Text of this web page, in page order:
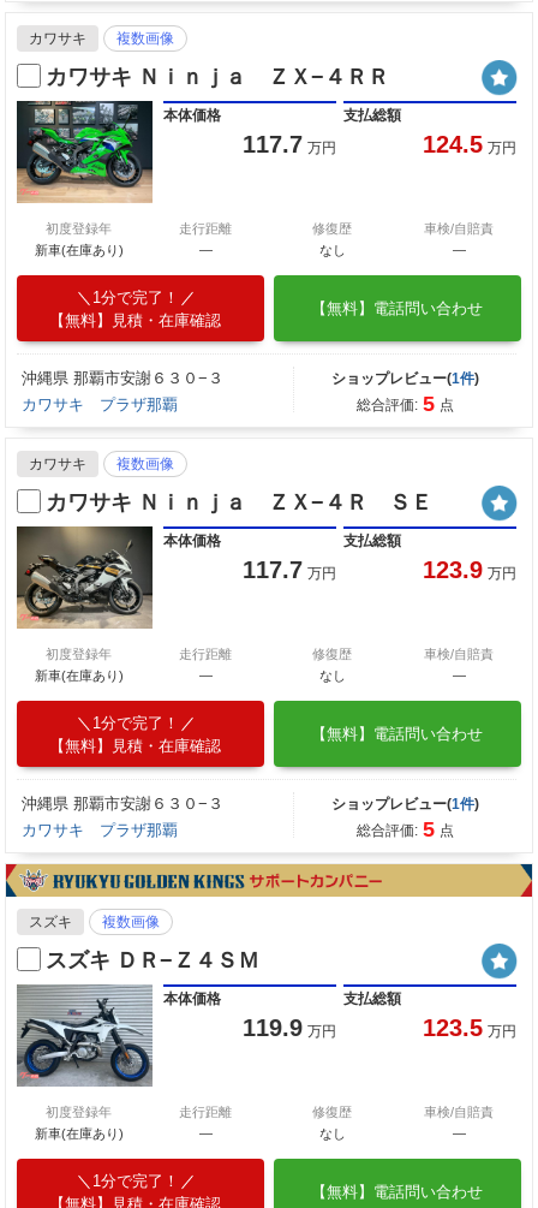
カワサキ 複数画像
カワサキ Ｎｉｎｊａ ＺＸ−４ＲＲ
本体価格
117.7 万円
支払総額
124.5 万円
初度登録年
新車(在庫あり)
走行距離
―
修復歴
なし
車検/自賠責
―
1分で完了！
【無料】見積・在庫確認
【無料】電話問い合わせ
沖縄県 那覇市安謝６３０−３
カワサキ プラザ那覇
ショップレビュー(1件)
総合評価: 5 点
カワサキ 複数画像
カワサキ Ｎｉｎｊａ ＺＸ−４Ｒ ＳＥ
本体価格
117.7 万円
支払総額
123.9 万円
初度登録年
新車(在庫あり)
走行距離
―
修復歴
なし
車検/自賠責
―
1分で完了！
【無料】見積・在庫確認
【無料】電話問い合わせ
沖縄県 那覇市安謝６３０−３
カワサキ プラザ那覇
ショップレビュー(1件)
総合評価: 5 点
スズキ 複数画像
スズキ ＤＲ−Ｚ４ＳＭ
本体価格
119.9 万円
支払総額
123.5 万円
初度登録年
新車(在庫あり)
走行距離
―
修復歴
なし
車検/自賠責
―
1分で完了！
【無料】見積・在庫確認
【無料】電話問い合わせ